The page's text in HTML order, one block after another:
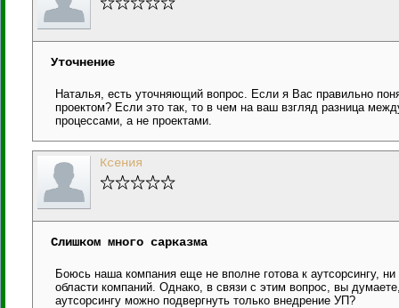
Уточнение
Наталья, есть уточняющий вопрос. Если я Вас правильно
проектом? Если это так, то в чем на ваш взгляд разница
процессами, а не проектами.
Ксения
Слишком много сарказма
Боюсь наша компания еще не вполне готова к аутсорсингу,
области компаний. Однако, в связи с этим вопрос, вы
аутсорсингу можно подвергнуть только внедрение УП?